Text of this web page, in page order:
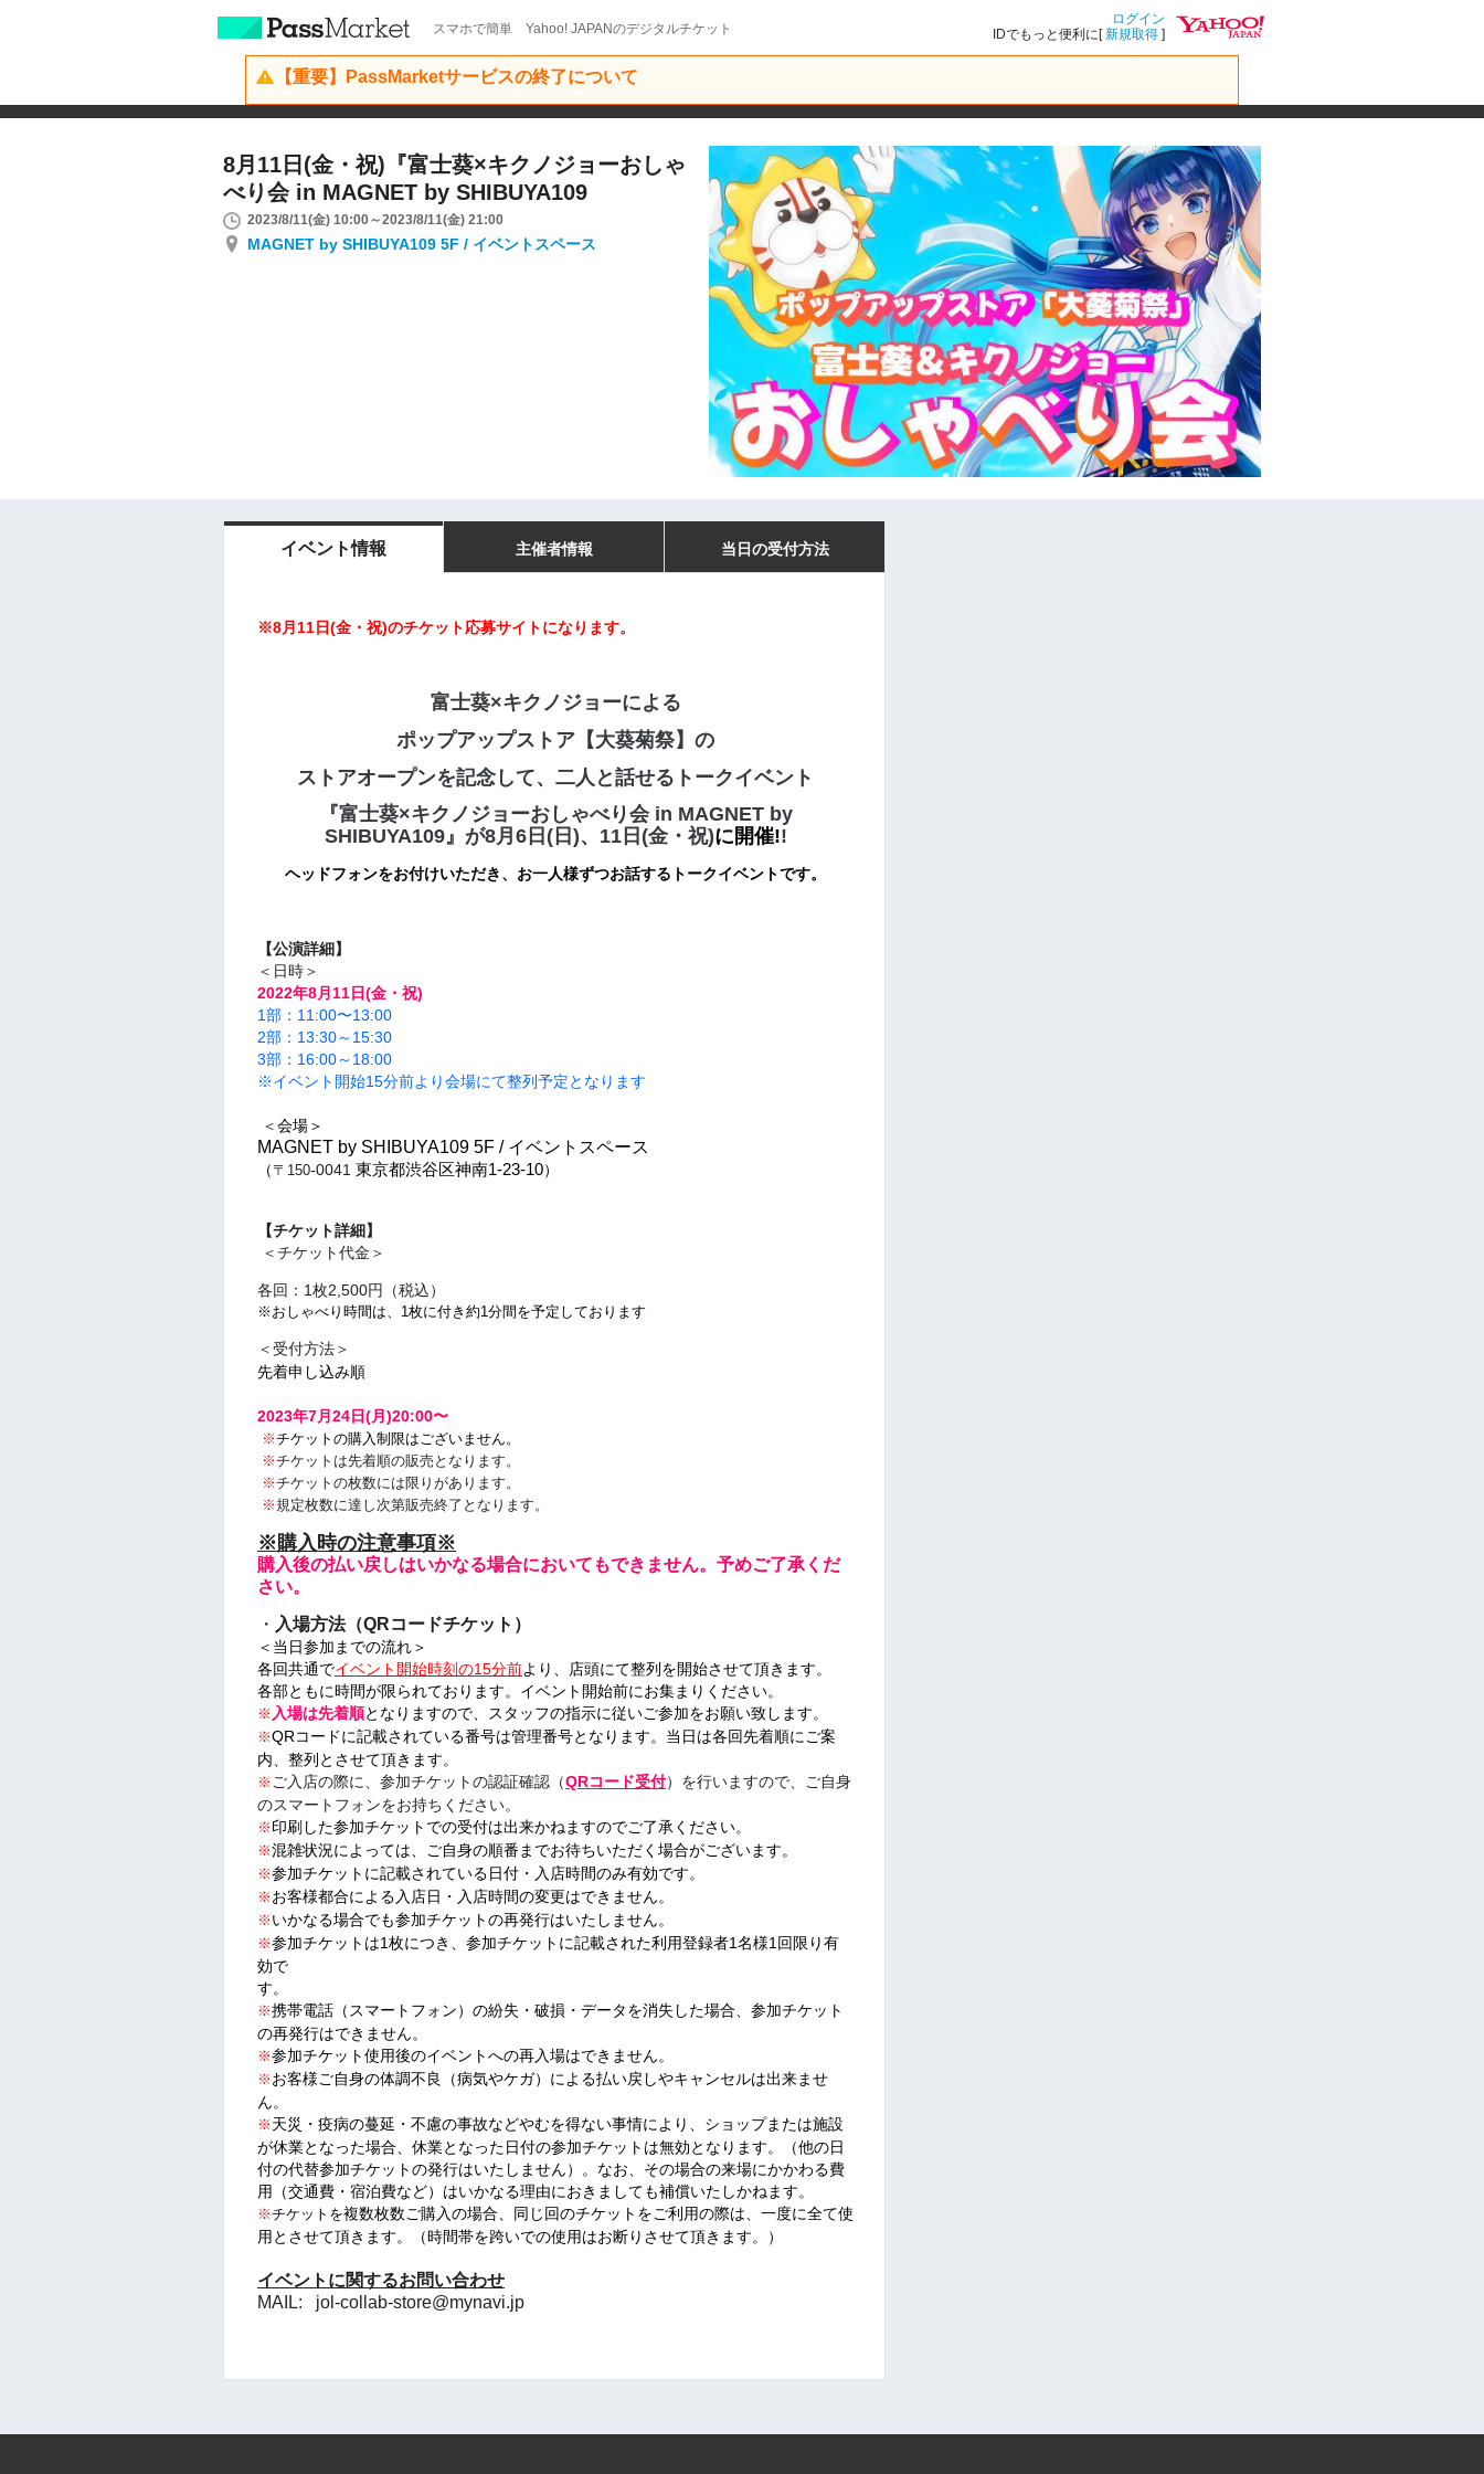
スマホで簡単 Yahoo! JAPANのデジタルチケット
ログイン
IDでもっと便利に[新規取得 ]
【重要】PassMarketサービスの終了について
8月11日(金・祝)『富士葵×キクノジョーおしゃ
べり会 in MAGNET by SHIBUYA109
2023/8/11(金) 10:00～2023/8/11(金) 21:00
MAGNET by SHIBUYA109 5F / イベントスペース
イベント情報 主催者情報 当日の受付方法
※8月11日(金・祝)のチケット応募サイトになります。
富士葵×キクノジョーによる
ポップアップストア 【大葵菊祭】の
ストアオープンを記念して、二人と話せるトークイベント
『富士葵×キクノジョーおしゃべり会 in MAGNET by
SHIBUYA109』が8月6日(日)、11日(金・祝)に 開催!!
ヘッドフォンをお付けいただき、お一人様ずつお話するトークイベントです。
【公演詳細】
＜日時＞
2022年8月11日(金・祝)
1部：11:00〜13:00
2部：13:30～15:30
3部：16:00～18:00
※イベント開始15分前より会場にて整列予定となります
＜会場＞
MAGNET by SHIBUYA109 5F / イベントスペース
（〒150-0041 東京都渋谷区神南1-23-10）
【チケット詳細】
＜チケット代金＞
各回：1枚2,500円（税込）
※おしゃべり時間は、1枚に付き約1分間を予定しております
＜受付方法＞
先着申し込み順
2023年7月24日(月)20:00〜
※チケットの購入制限はございません。
※チケットは先着順の販売となります。
※チケットの枚数には限りがあります。
※規定枚数に達し次第販売終了となります。
※購入時の注意事項※
購入後の払い戻しはいかなる場合においてもできません。 予めご了承くだ
さい。
・ 入場方法（QRコードチケット）
＜当日参加までの流れ＞
各回共通でイベント開始時刻の15分前より、店頭にて整列を開始させて頂きます。
各部ともに時間が限られております。 イベント開始前にお集まりください。
※ 入場は先着順となりますので、スタッフの指示に従いご参加をお願い致します。
※QRコードに記載されている番号は管理番号となります。 当日は各回先着順にご案
内、整列とさせて頂きます。
※ ご入店の際に、参加チケットの認証確認（QRコード受付）を行いますので、ご自身
のスマートフォンをお持ちください。
※ 印刷した参加チケットでの受付は出来かねますのでご了承ください。
※混雑状況によっては、ご自身の順番までお待ちいただく場合がございます。
※参加チケットに記載されている日付・入店時間のみ有効です。
※ お客様都合による入店日・入店時間の変更はできません。
※ いかなる場合でも参加チケットの再発行はいたしません。
※参加チケットは1枚につき、参加チケットに記載された利用登録者1名様1回限り有
効で
す。
※携帯電話（スマートフォン）の紛失・破損・データを消失した場合、参加チケット
の再発行はできません。
※参加チケット使用後のイベントへの再入場はできません。
※ お客様ご自身の体調不良（病気やケガ）による払い戻しやキャンセルは出来ませ
ん。
※ 天災・疫病の蔓延・不慮の事故などやむを得ない事情により、ショップまたは施設
が休業となった場合、休業となった日付の参加チケットは無効となります。（他の日
付の代替参加チケットの発行はいたしません）。なお、その場合の来場にかかわる費
用（交通費・宿泊費など）はいかなる理由におきましても補償いたしかねます。
※チケットを複数枚数ご購入の場合、同じ回のチケットをご利用の際は、一度に全て使
用とさせて頂きます。（時間帯を跨いでの使用はお断りさせて頂きます。）
イベントに関するお問い合わせ
MAIL: jol-collab-store@mynavi.jp